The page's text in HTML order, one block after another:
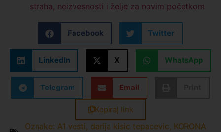
straha, neizvesnosti i želje za novim početkom
Facebook Twitter
LinkedIn X WhatsApp
Telegram Email
Kopiraj link
Oznake: A1 vesti, darija kisic tepacevic, KORONA